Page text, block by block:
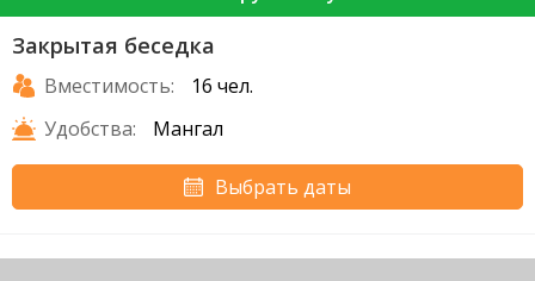
Закрытая беседка
Вместимость:
16 чел.
Удобства:
Мангал
Выбрать даты